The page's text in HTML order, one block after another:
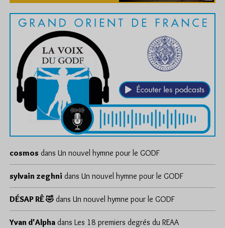
cosmos dans Un nouvel hymne pour le GODF
sylvain zeghni dans Un nouvel hymne pour le GODF
DÉSAP RÊ 🤣 dans Un nouvel hymne pour le GODF
Yvan d'Alpha dans Les 18 premiers degrés du REAA